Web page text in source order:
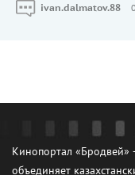
ivan.dalmatov.88
Кинопортал «Бродвей»
объединяет